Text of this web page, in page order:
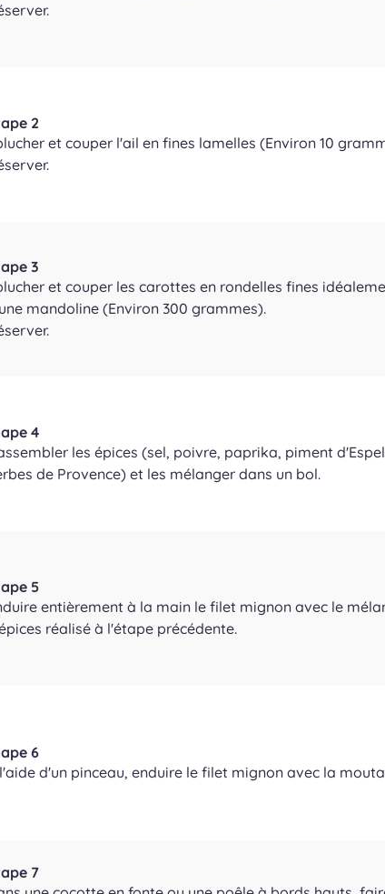
2
et couper l'ail en fines lamelles (Environ 10
3
et couper les carottes en rondelles fines
mandoline (Environ 300 grammes).
4
les épices (sel, poivre, paprika, piment
de Provence) et les mélanger dans un bol.
5
entièrement à la main le filet mignon avec le
réalisé à l'étape précédente.
6
d'un pinceau, enduire le filet mignon avec la
7